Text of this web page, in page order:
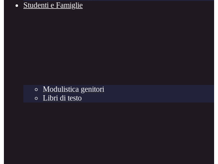
Studenti e Famiglie
Modulistica genitori
Libri di testo